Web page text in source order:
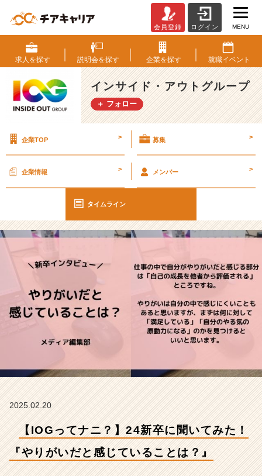
O
G
っ
て
ナ
ニ？】
卒
い
て
た！
『や
が
だ
と
感
こ
ン
サ
イ
ド・
会員登録 ログイン MENU
求人を探す 説明会を探す 企業を探す 就職イベント
インサイド・アウトグループ
＋ フォロー
企業TOP > 募集 >
企業情報 > メンバー >
タイムライン
2025.02.20
【IOGってナニ？】24新卒に聞いてみた！
『やりがいだと感じていることは？』